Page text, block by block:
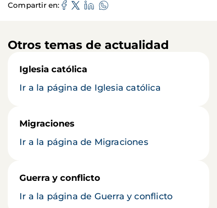
Compartir en
Otros temas de actualidad
Iglesia católica
Ir a la página de Iglesia católica
Migraciones
Ir a la página de Migraciones
Guerra y conflicto
Ir a la página de Guerra y conflicto